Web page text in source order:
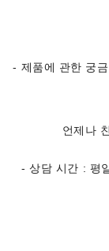
- 제품에 관한 궁
언제나
- 상담 시간 : 평